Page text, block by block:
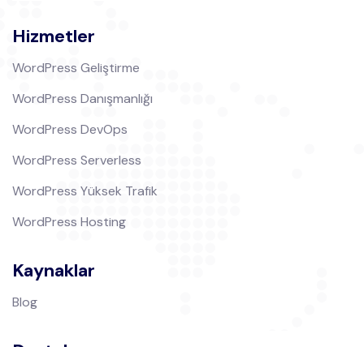
Hizmetler
WordPress Geliştirme
WordPress Danışmanlığı
WordPress DevOps
WordPress Serverless
WordPress Yüksek Trafik
WordPress Hosting
Kaynaklar
Blog